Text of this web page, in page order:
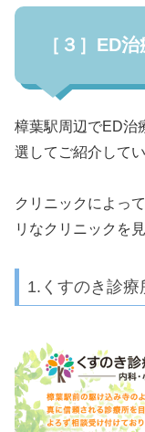
［３］ED
樟葉駅周辺でED治
選してご紹介してい
クリニックによっ
リなクリニックを
1.くすのき診療